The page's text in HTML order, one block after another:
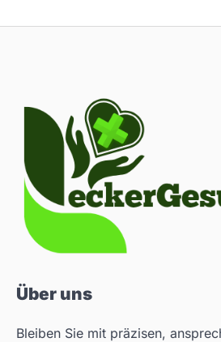
Über uns
Bleiben Sie mit präzisen,